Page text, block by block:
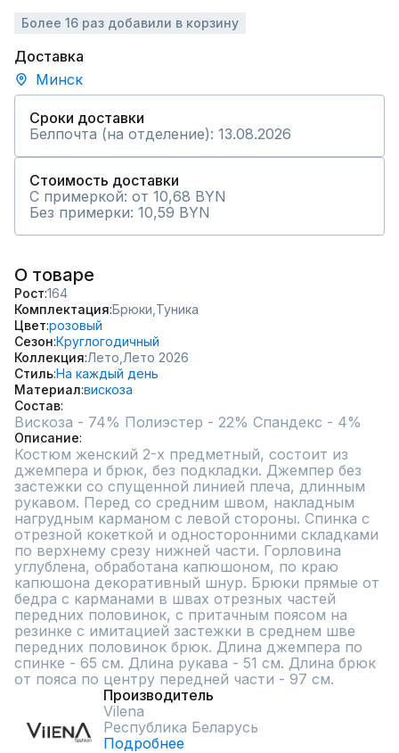
Более 16 раз добавили в корзину
Доставка
Минск
Сроки доставки
Белпочта (на отделение): 13.08.2026
Стоимость доставки
С примеркой: от 10,68 BYN
Без примерки: 10,59 BYN
О товаре
Рост 164
Комплектация Брюки, Туника
Цвет розовый
Сезон Круглогодичный
Коллекция Лето, Лето 2026
СтильНа каждый день
Материал вискоза
Состав
Описание
Костюм женский 2-х предметный, состоит из
джемпера и брюк, без подкладки. Джемпер без
застежки со спущенной линией плеча, длинным
рукавом. Перед со средним швом, накладным
нагрудным карманом с левой стороны. Спинка с
отрезной кокеткой и односторонними складками
по верхнему срезу нижней части. Горловина
углублена, обработана капюшоном, по краю
капюшона декоративный шнур. Брюки прямые от
бедра с карманами в швах отрезных частей
передних половинок, с притачным поясом на
резинке с имитацией застежки в среднем шве
передних половинок брюк. Длина джемпера по
спинке - 65 см. Длина рукава - 51 см. Длина брюк
от пояса по центру передней части - 97 см.
Производитель
Vilena
Республика Беларусь
Подробнее